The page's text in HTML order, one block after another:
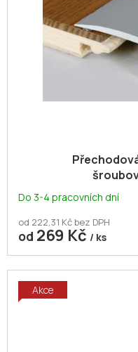
Do 3-4 pracovních dní
od 222,31 Kč bez DPH
od 269 Kč / ks
Akce